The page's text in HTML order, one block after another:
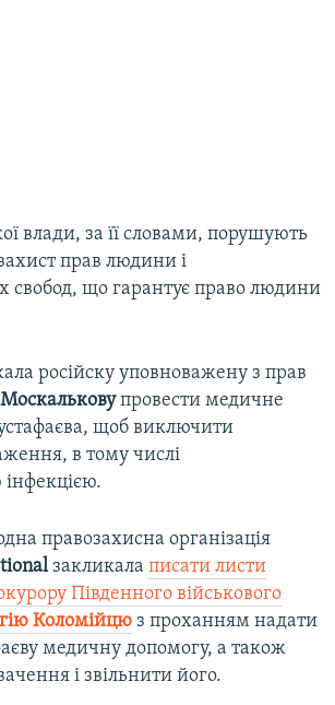
влади, за її словами, порушують
прав людини і
свобод, що гарантує право людини
російску уповноважену з прав
провести медичне
щоб виключити
в тому числі
правозахисна організація
закликала писати листи
Південного військового
Коломійцю з проханням надати
медичну допомогу, а також
і звільнити його.